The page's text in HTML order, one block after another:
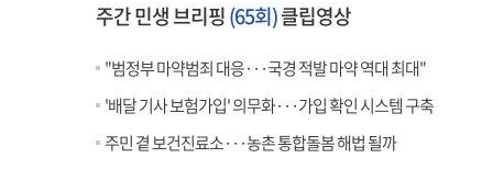
주간 민생 브리핑(65회)클립영상
"범정부 마약범죄 대응···국경 적발 마약 역대 최대"
'배달 기사 보험가입' 의무화···가입 확인 시스템 구축
주민 곁 보건진료소···농촌 통합돌봄 해법 될까